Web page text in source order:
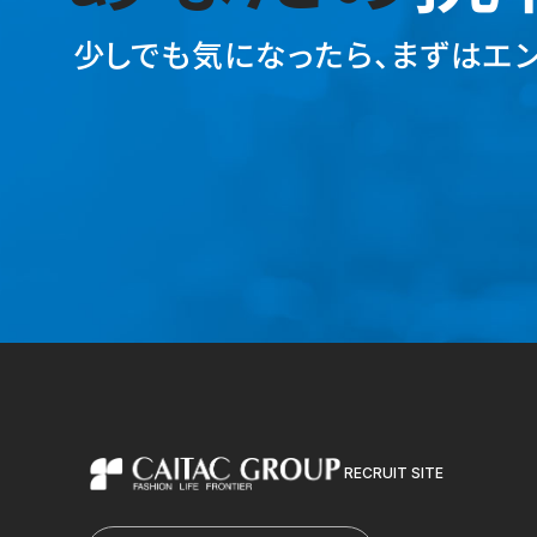
少しでも気になったら、 まずはエ
カイタックグループ RECRUIT SITE